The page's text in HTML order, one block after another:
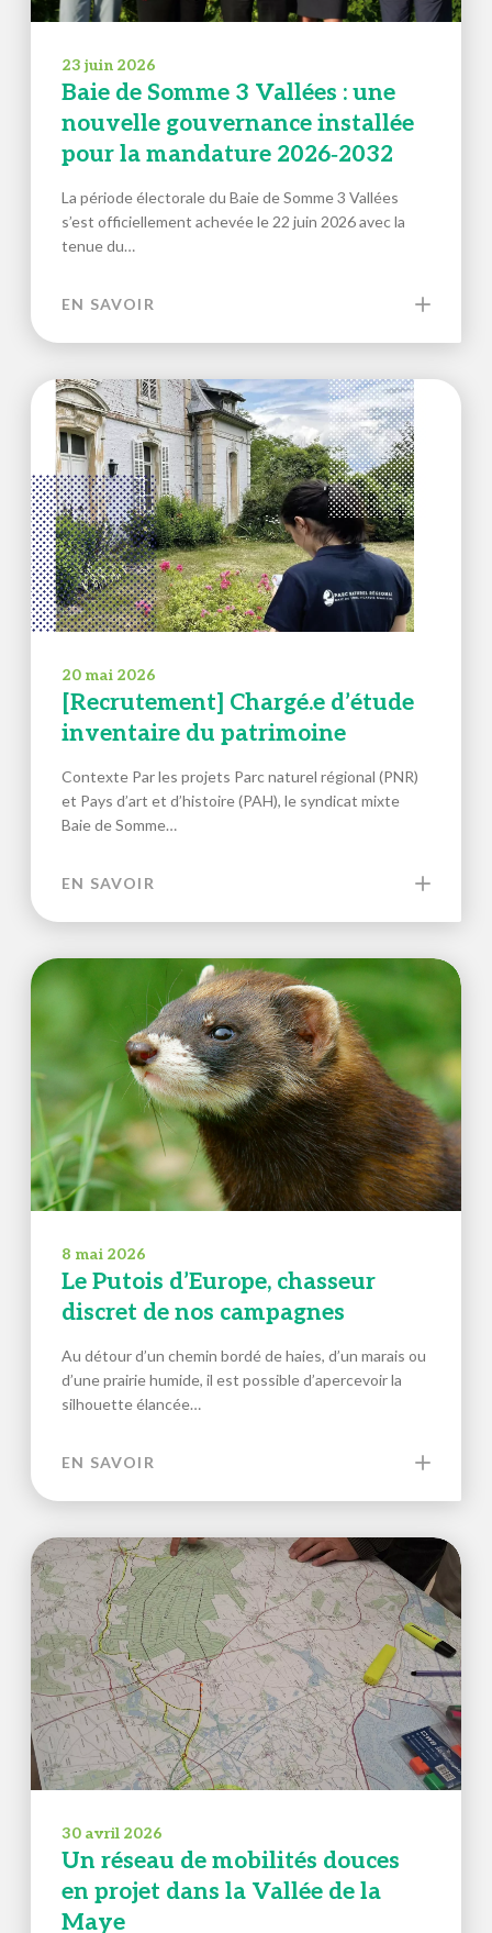
23 juin 2026
Baie de Somme 3 Vallées : une
nouvelle gouvernance installée
pour la mandature 2026‑2032
La période électorale du Baie de Somme 3 Vallées
s’est officiellement achevée le 22 juin 2026 avec la
tenue du…
EN SAVOIR
20 mai 2026
[Recrutement] Chargé.e d’étude
inventaire du patrimoine
Contexte Par les projets Parc naturel régional (PNR)
et Pays d’art et d’histoire (PAH), le syndicat mixte
Baie de Somme…
EN SAVOIR
8 mai 2026
Le Putois d’Europe, chasseur
discret de nos campagnes
Au détour d’un chemin bordé de haies, d’un marais ou
d’une prairie humide, il est possible d’apercevoir la
silhouette élancée…
EN SAVOIR
30 avril 2026
Un réseau de mobilités douces
en projet dans la Vallée de la
Maye